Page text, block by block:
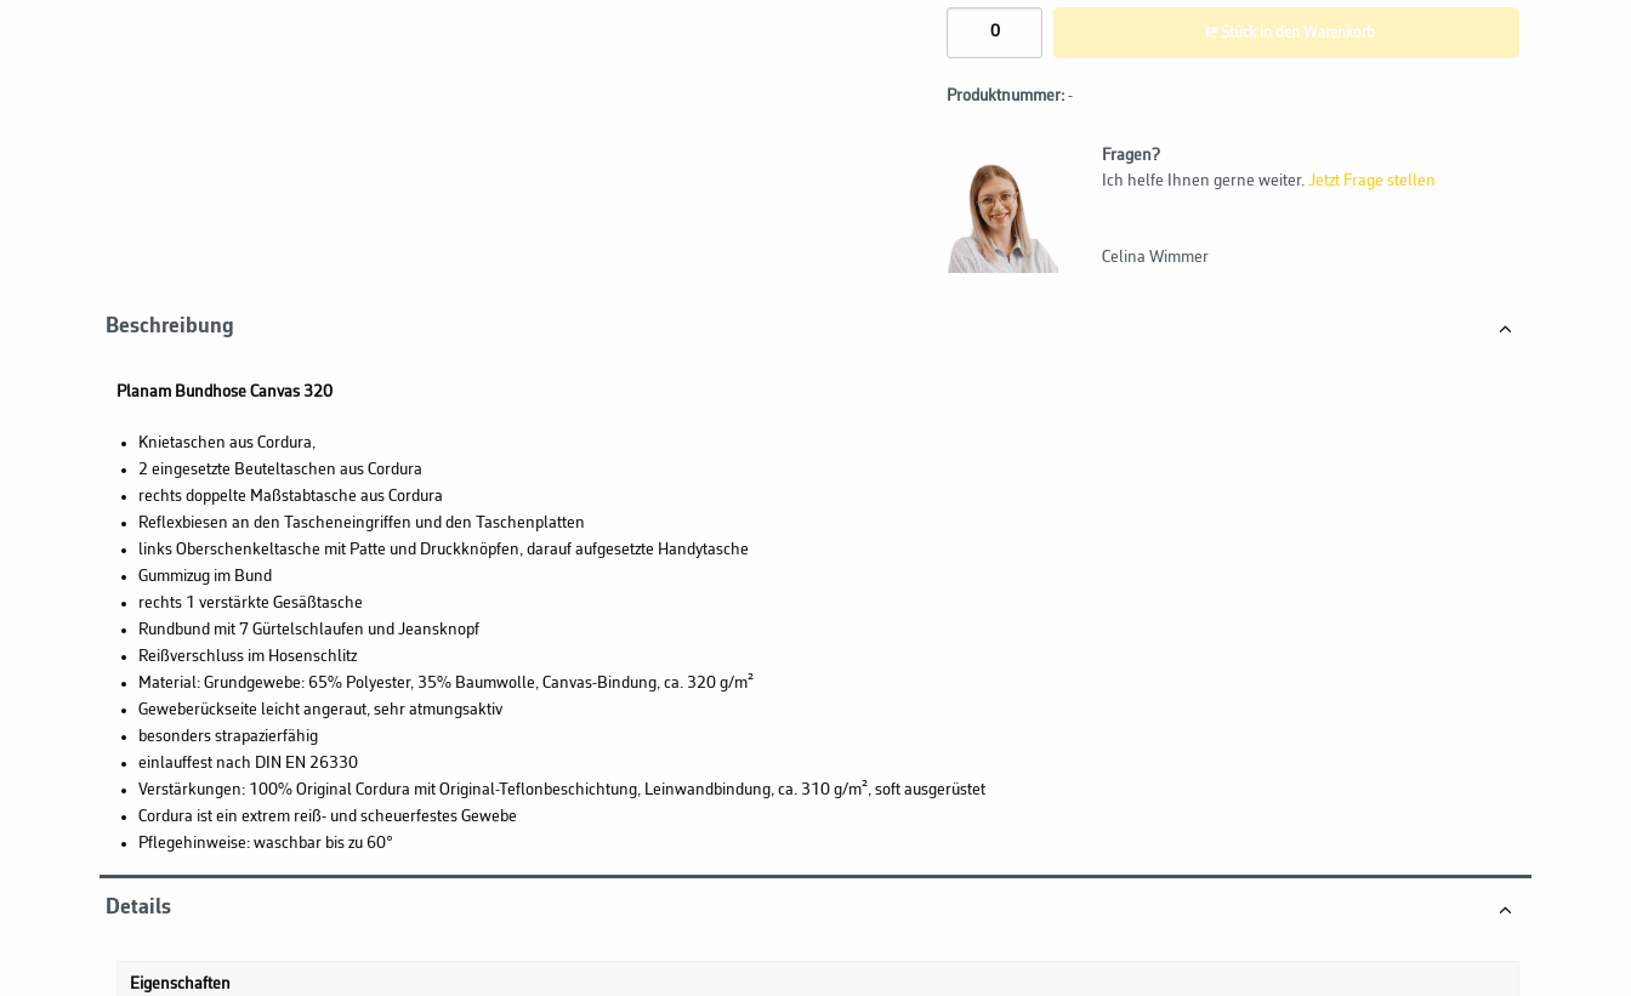
Stück in den Warenkorb
Produktnummer: -
Fragen?
Ich helfe Ihnen gerne weiter.Jetzt Frage stellen
Celina Wimmer
Beschreibung
Planam Bundhose Canvas 320
Knietaschen aus Cordura,
2 eingesetzte Beuteltaschen aus Cordura
rechts doppelte Maßstabtasche aus Cordura
Reflexbiesen an den Tascheneingriffen und den Taschenplatten
links Oberschenkeltasche mit Patte und Druckknöpfen, darauf aufgesetzte Handytasche
Gummizug im Bund
rechts 1 verstärkte Gesäßtasche
Rundbund mit 7 Gürtelschlaufen und Jeansknopf
Reißverschluss im Hosenschlitz
Material: Grundgewebe: 65% Polyester, 35% Baumwolle, Canvas-Bindung, ca. 320 g/m²
Geweberückseite leicht angeraut, sehr atmungsaktiv
besonders strapazierfähig
einlauffest nach DIN EN 26330
Verstärkungen: 100% Original Cordura mit Original-Teflonbeschichtung, Leinwandbindung, ca. 310 g/m², soft ausgerüstet
Cordura ist ein extrem reiß- und scheuerfestes Gewebe
Pflegehinweise: waschbar bis zu 60°
Details
Eigenschaften